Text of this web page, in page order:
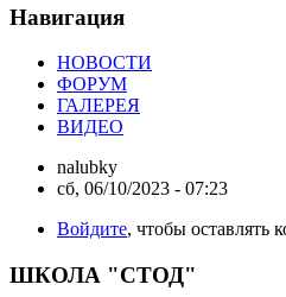
Навигация
НОВОСТИ
ФОРУМ
ГАЛЕРЕЯ
ВИДЕО
nalubky
сб, 06/10/2023 - 07:23
Войдите, чтобы оставлять
ШКОЛА "СТОД"